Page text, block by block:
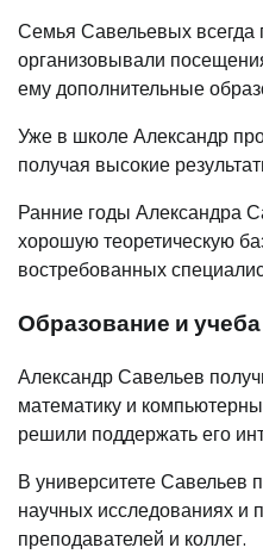
Семья Савельевых всегда
организовывали
ему дополнительные
Уже в школе Александр
получая высокие
Ранние годы Александра
хорошую теоретическую
востребованных
Образование и учеба
Александр Савельев
математику и
решили поддержать его
В университете Савельев
научных исследованиях и
преподавателей и коллег.